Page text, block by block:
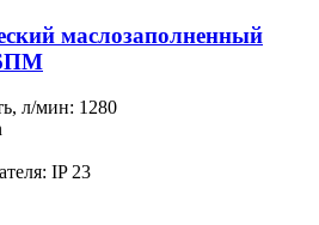
маслозаполненный
л/мин: 1280
IP 23